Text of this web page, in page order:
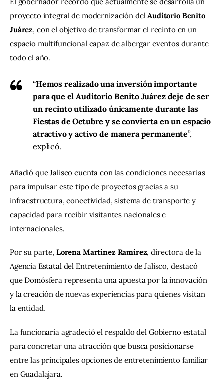
proyecto integral de modernización del Auditorio Benito
Juárez, con el objetivo de transformar el recinto en un
espacio multifuncional capaz de albergar eventos durante
todo el año.
“Hemos realizado una inversión importante
para que el Auditorio Benito Juárez deje de ser
un recinto utilizado únicamente durante las
Fiestas de Octubre y se convierta en un espacio
atractivo y activo de manera permanente”,
explicó.
Añadió que Jalisco cuenta con las condiciones necesarias
para impulsar este tipo de proyectos gracias a su
infraestructura, conectividad, sistema de transporte y
capacidad para recibir visitantes nacionales e
internacionales.
Por su parte, Lorena Martínez Ramírez, directora de la
Agencia Estatal del Entretenimiento de Jalisco, destacó
que Domósfera representa una apuesta por la innovación
y la creación de nuevas experiencias para quienes visitan
la entidad.
La funcionaria agradeció el respaldo del Gobierno estatal
para concretar una atracción que busca posicionarse
entre las principales opciones de entretenimiento familiar
en Guadalajara.